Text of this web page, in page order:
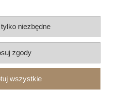
Garage
Wieruszów
łódzkie
470 568
niezbędne
zgody
wszystkie